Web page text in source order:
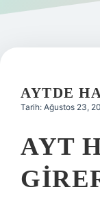
Gizlilik
Hakkımızda
AYTDE
Tarih: Ağustos 23,
AYT